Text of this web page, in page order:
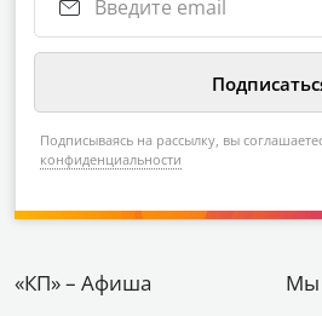
Подписываясь на рассылку, вы
конфиденциальности
«КП» – Афиша Мы